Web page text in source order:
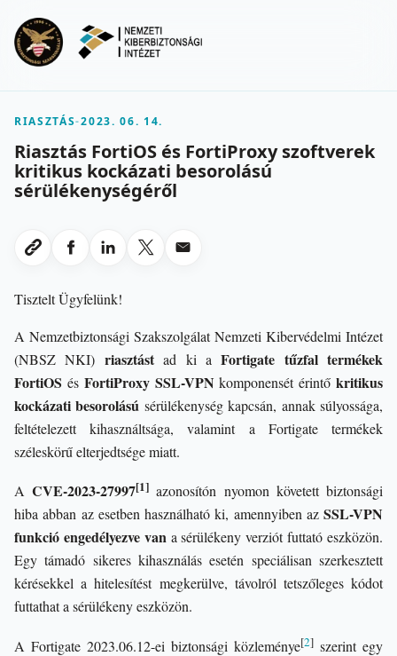
RIASZTÁS-2023. 06. 14.
Riasztás FortiOS és FortiProxy szoftverek
kritikus kockázati besorolású
sérülékenységéről
Link masolasa
Megosztas Facebookon
Megosztas LinkedInen
Megosztas X-en
Megosztas emailben
Tisztelt Ügyfelünk!
A Nemzetbiztonsági Szakszolgálat Nemzeti Kibervédelmi Intézet
(NBSZ NKI) riasztástad ki aFortigate tűzfal termékek
FortiOS ésFortiProxy SSL-VPNkomponensét érintő kritikus
kockázati besorolású sérülékenység kapcsán, annak súlyossága,
feltételezett kihasználtsága, valamint a Fortigate termékek
széleskörű elterjedtsége miatt.
ACVE-2023-27997[1] azonosítón nyomon követett biztonsági
hiba abban az esetben használható ki, amennyiben az SSL-VPN
funkció engedélyezve vana sérülékeny verziót futtató eszközön.
Egy támadó sikeres kihasználás esetén speciálisan szerkesztett
kérésekkel a hitelesítést megkerülve, távolról tetszőleges kódot
futtathat a sérülékeny eszközön.
A Fortigate 2023.06.12-ei biztonsági közleménye[2] szerint egy